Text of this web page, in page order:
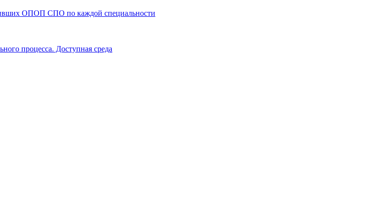
ОПОП СПО по каждой специальности
процесса. Доступная среда